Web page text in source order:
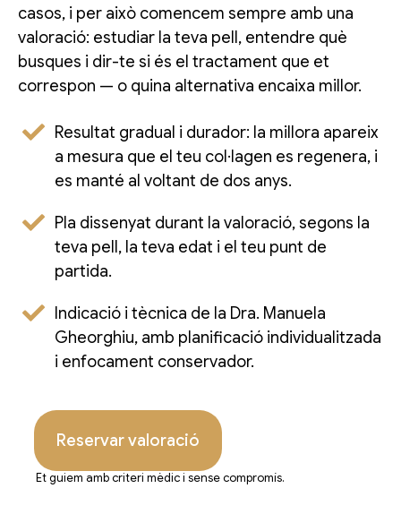
casos, i per això comencem sempre amb una
valoració: estudiar la teva pell, entendre què
busques i dir-te si és el tractament que et
correspon — o quina alternativa encaixa millor.
Resultat gradual i durador: la millora apareix
a mesura que el teu col·lagen es regenera, i
es manté al voltant de dos anys.
Pla dissenyat durant la valoració, segons la
teva pell, la teva edat i el teu punt de
partida.
Indicació i tècnica de la Dra. Manuela
Gheorghiu, amb planificació individualitzada
i enfocament conservador.
Reservar valoració
Et guiem amb criteri mèdic i sense compromís.